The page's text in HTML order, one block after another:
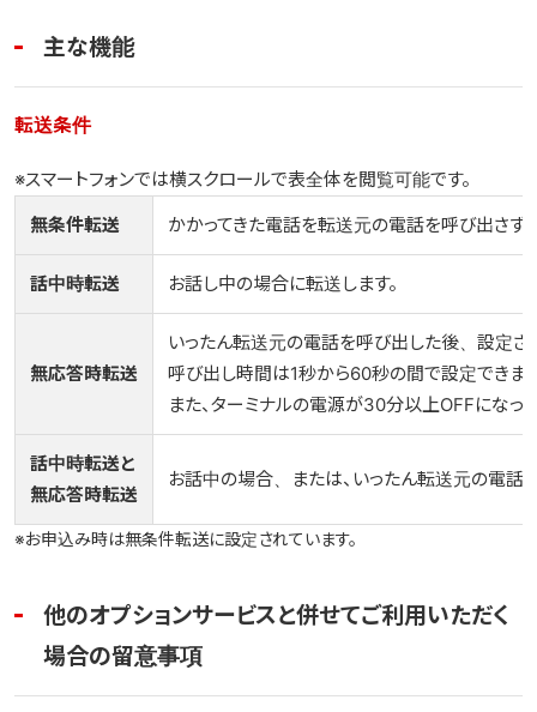
主な機能
転送条件
※スマートフォンでは横スクロールで表全体を閲覧可能です。
無条件転送 かかってきた電話を転送元の電話を呼び出さず
話中時転送 お話し中の場合に転送します。
無応答時転送
いったん転送元の電話を呼び出した後、設定
呼び出し時間は1秒から60秒の間で設定できます
また、ターミナルの電源が30分以上OFFになっ
話中時転送と
無応答時転送
お話中の場合、または、いったん転送元の電
※お申込み時は無条件転送に設定されています。
他のオプションサービスと併せてご利用いただく
場合の留意事項